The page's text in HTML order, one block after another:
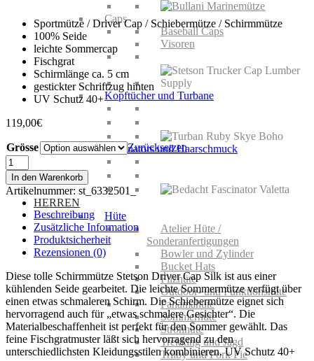
Caps
Baseball Caps
Visoren
Kopftücher und Turbane
Fascinators und Haarschmuck
HERREN
Hüte
Atelier Hüte /
Sonderanfertigungen
Bowler und Zylinder
Bucket Hats
Filzhüte
Outdoor- und Funktionshüte
Panamahüte
Sommerhüte
Strohhüte
Trekking und Jagd
Trilby und Pork Pie
Sportmütze / Driver Cap / Schiebermütze / Schirmmütze
100% Seide
leichte Sommercap
Fischgrat
Schirmlänge ca. 5 cm
gestickter Schriftzug hinten
UV Schutz 40+
119,00€
Grösse
Zurücksetzen
Stetson
Driver
Cap
Silk
Menge
In den Warenkorb
Artikelnummer: st_6332501_
Beschreibung
Zusätzliche Information
Produktsicherheit
Rezensionen (0)
Diese tolle Schirmmütze Stetson Driver Cap Silk ist aus einer
kühlenden Seide gearbeitet. Die leichte Sommermütze verfügt über
einen etwas schmaleren Schirm. Die Schiebermütze eignet sich
hervorragend auch für „etwas schmalere Gesichter“. Die
Materialbeschaffenheit ist perfekt für den Sommer gewählt. Das
feine Fischgratmuster läßt sich hervorragend zu den
unterschiedlichsten Kleidungsstilen kombinieren. UV Schutz 40+